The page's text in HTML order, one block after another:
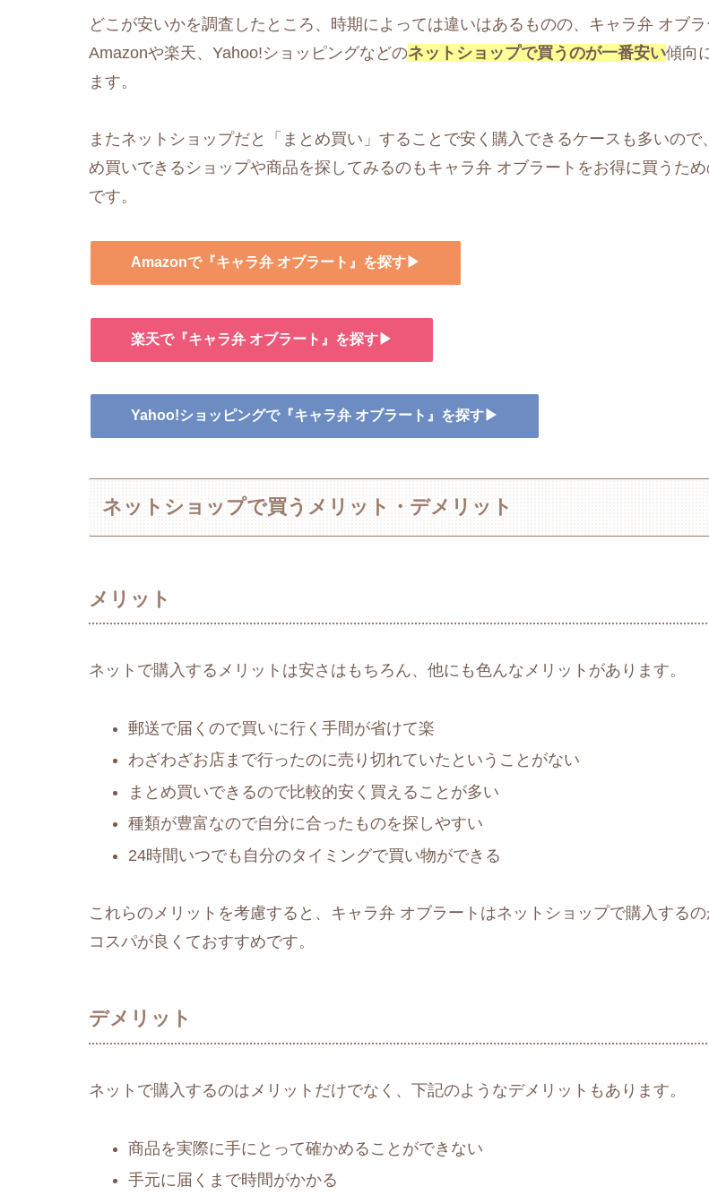
どこが安いかを調査したところ、時期によっては違いはあるものの、キャラ弁 オブ
Amazonや楽天、Yahoo!ショッピングなどのネットショップで買うのが一番安い傾向
ます。
またネットショップだと「まとめ買い」することで安く購入できるケースも多いので
め買いできるショップや商品を探してみるのもキャラ弁 オブラートをお得に買うため
です。
Amazonで『キャラ弁 オブラート』を探す▶
楽天で『キャラ弁 オブラート』を探す▶
Yahoo!ショッピングで『キャラ弁 オブラート』を探す▶
ネットショップで買うメリット・デメリット
メリット
ネットで購入するメリットは安さはもちろん、他にも色んなメリットがあります。
郵送で届くので買いに行く手間が省けて楽
わざわざお店まで行ったのに売り切れていたということがない
まとめ買いできるので比較的安く買えることが多い
種類が豊富なので自分に合ったものを探しやすい
24時間いつでも自分のタイミングで買い物ができる
これらのメリットを考慮すると、キャラ弁 オブラートはネットショップで購入する
コスパが良くておすすめです。
デメリット
ネットで購入するのはメリットだけでなく、下記のようなデメリットもあります。
商品を実際に手にとって確かめることができない
手元に届くまで時間がかかる